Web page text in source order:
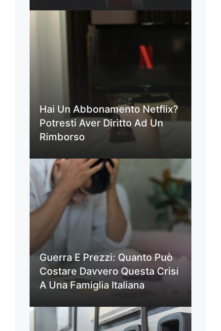
Hai Un Abbonamento Netflix?
Potresti Aver Diritto Ad Un
Rimborso
Guerra E Prezzi: Quanto Può
Costare Davvero Questa Crisi
A Una Famiglia Italiana